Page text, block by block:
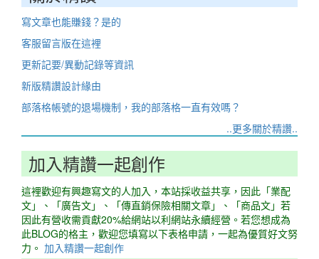
寫文章也能賺錢？是的
客服留言版在這裡
更新記要/異動記錄等資訊
新版精讚設計緣由
部落格帳號的退場機制，我的部落格一直有效嗎？
..更多關於精讚..
加入精讚一起創作
這裡歡迎有興趣寫文的人加入，本站採收益共享，因此「業配
文」、「廣告文」、「傳直銷保險相關文章」、「商品文」若
因此有營收需貢獻20%給網站以利網站永續經營。若您想成為
此BLOG的格主，歡迎您填寫以下表格申請，一起為優質好文努
力。 加入精讚一起創作